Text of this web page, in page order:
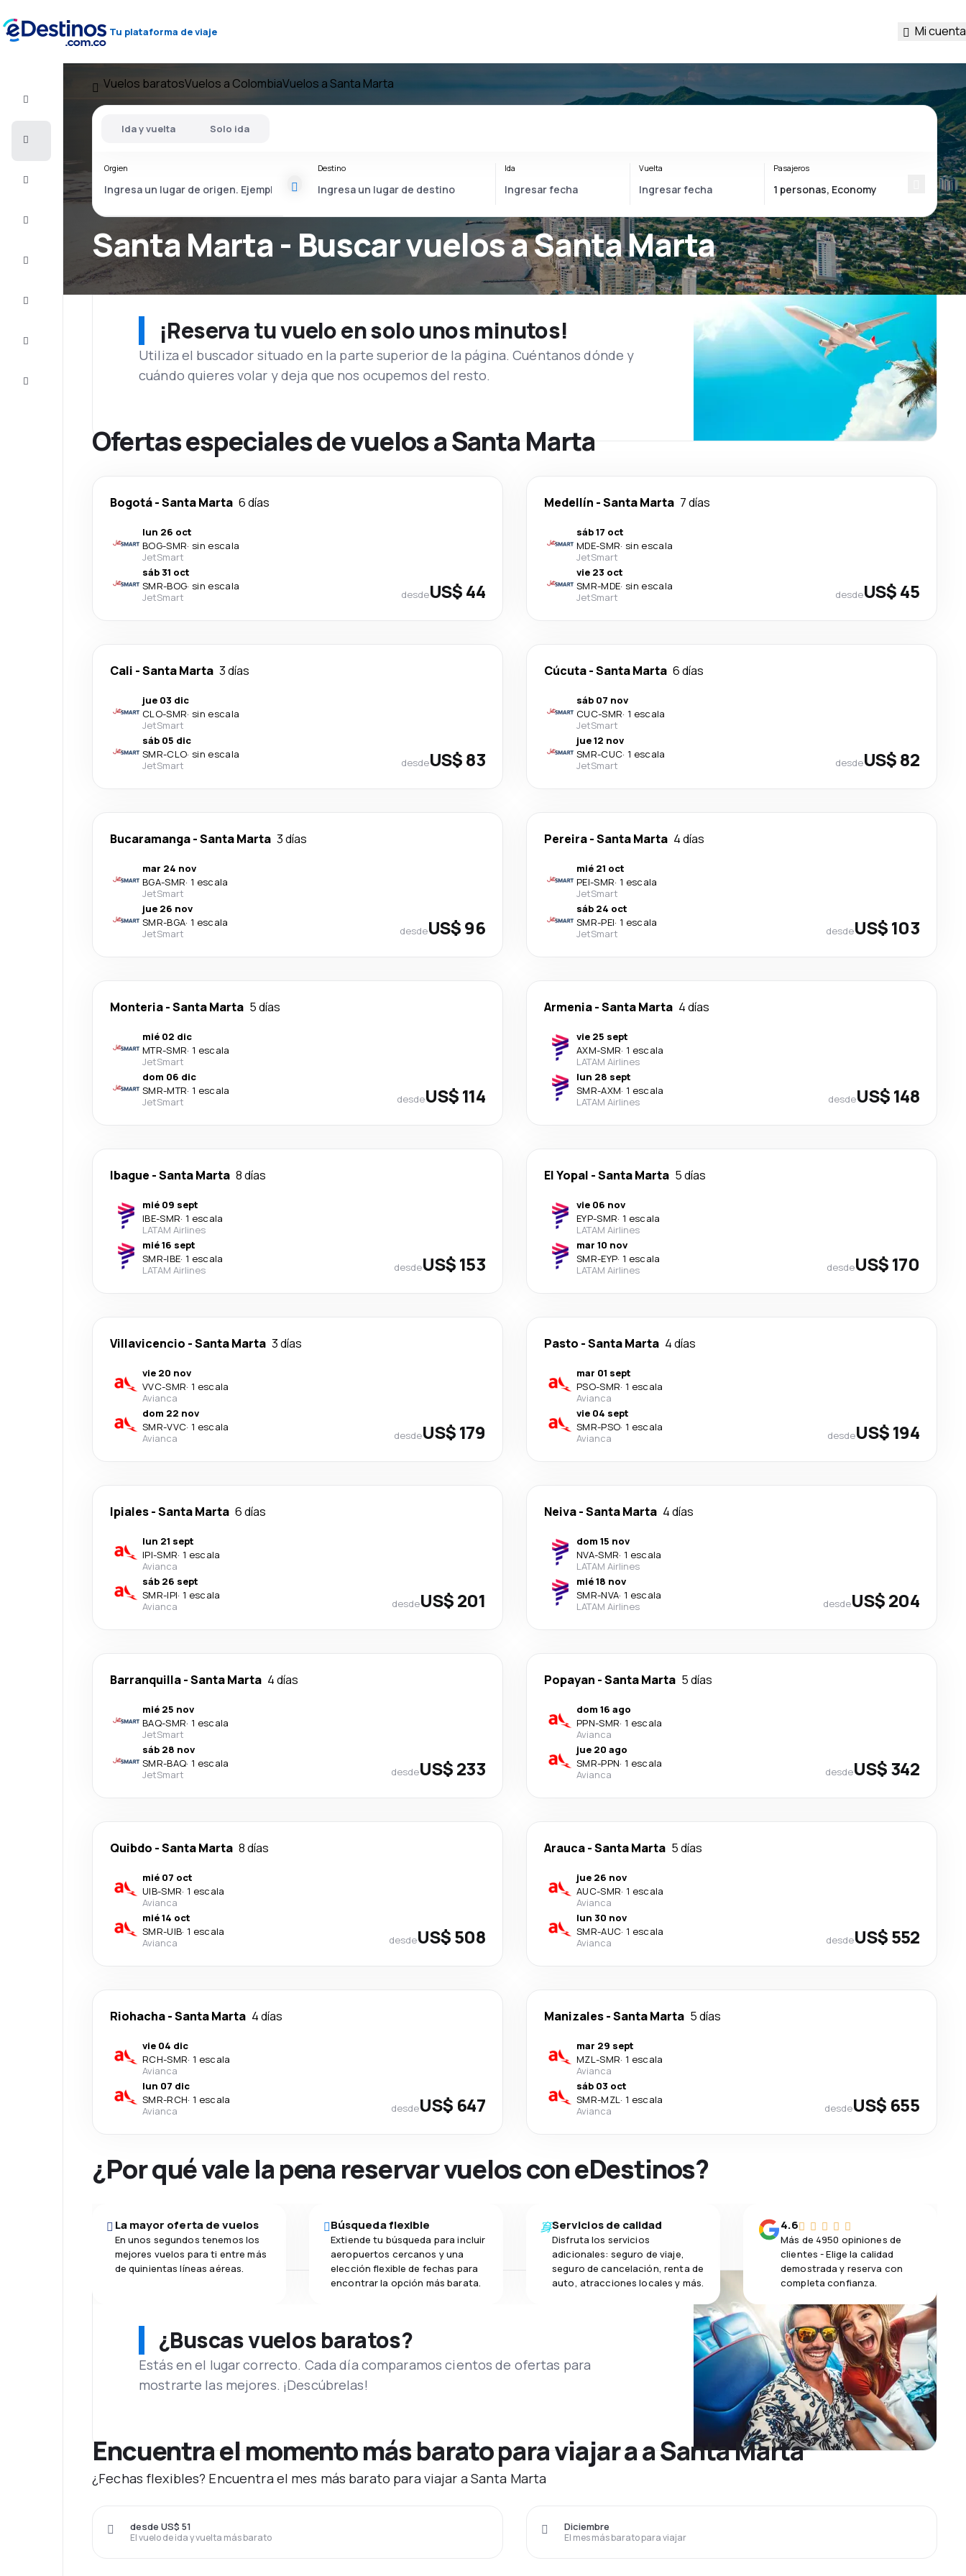
Tu plataforma de viaje Mi cuenta
Completa
Vuelos baratosVuelos a ColombiaVuelos a Santa Marta
Santa Marta - Buscar vuelos a Santa Marta
Ida y vuelta Solo ida
Orgien Destino Ida Vuelta Pasajeros
¡Reserva tu vuelo en solo unos minutos!
Utiliza el buscador situado en la parte superior de la página. Cuéntanos dónde y
cuándo quieres volar y deja que nos ocupemos del resto.
Ofertas especiales de vuelos a Santa Marta
Bogotá-Santa Marta 6 días
lun 26 oct
BOG-SMR· sin escala
JetSmart
sáb 31 oct
SMR-BOG· sin escala
JetSmart
desdeUS$ 44
Medellín -Santa Marta 7 días
sáb 17 oct
MDE-SMR· sin escala
JetSmart
vie 23 oct
SMR-MDE· sin escala
JetSmart
desdeUS$ 45
Cali -Santa Marta 3 días
jue 03 dic
CLO-SMR· sin escala
JetSmart
sáb 05 dic
SMR-CLO· sin escala
JetSmart
desdeUS$ 83
Cúcuta-Santa Marta 6 días
sáb 07 nov
CUC-SMR· 1 escala
JetSmart
jue 12 nov
SMR-CUC· 1 escala
JetSmart
desdeUS$ 82
Bucaramanga-Santa Marta 3 días
mar 24 nov
BGA-SMR· 1 escala
JetSmart
jue 26 nov
SMR-BGA· 1 escala
JetSmart
desdeUS$ 96
Pereira-Santa Marta 4 días
mié 21 oct
PEI-SMR· 1 escala
JetSmart
sáb 24 oct
SMR-PEI· 1 escala
JetSmart
desdeUS$ 103
Monteria-Santa Marta 5 días
mié 02 dic
MTR-SMR· 1 escala
JetSmart
dom 06 dic
SMR-MTR· 1 escala
JetSmart
desdeUS$ 114
Armenia-Santa Marta 4 días
vie 25 sept
AXM-SMR· 1 escala
LATAM Airlines
lun 28 sept
SMR-AXM· 1 escala
LATAM Airlines
desdeUS$ 148
Ibague -Santa Marta 8 días
mié 09 sept
IBE-SMR· 1 escala
LATAM Airlines
mié 16 sept
SMR-IBE· 1 escala
LATAM Airlines
desdeUS$ 153
El Yopal -Santa Marta 5 días
vie 06 nov
EYP-SMR· 1 escala
LATAM Airlines
mar 10 nov
SMR-EYP· 1 escala
LATAM Airlines
desdeUS$ 170
Villavicencio -Santa Marta 3 días
vie 20 nov
VVC-SMR· 1 escala
Avianca
dom 22 nov
SMR-VVC· 1 escala
Avianca
desdeUS$ 179
Pasto -Santa Marta 4 días
mar 01 sept
PSO-SMR· 1 escala
Avianca
vie 04 sept
SMR-PSO· 1 escala
Avianca
desdeUS$ 194
Ipiales-Santa Marta 6 días
lun 21 sept
IPI-SMR· 1 escala
Avianca
sáb 26 sept
SMR-IPI· 1 escala
Avianca
desdeUS$ 201
Neiva-Santa Marta 4 días
dom 15 nov
NVA-SMR· 1 escala
LATAM Airlines
mié 18 nov
SMR-NVA· 1 escala
LATAM Airlines
desdeUS$ 204
Barranquilla-Santa Marta 4 días
mié 25 nov
BAQ-SMR· 1 escala
JetSmart
sáb 28 nov
SMR-BAQ· 1 escala
JetSmart
desdeUS$ 233
Popayan -Santa Marta 5 días
dom 16 ago
PPN-SMR· 1 escala
Avianca
jue 20 ago
SMR-PPN· 1 escala
Avianca
desdeUS$ 342
Quibdo -Santa Marta 8 días
mié 07 oct
UIB-SMR· 1 escala
Avianca
mié 14 oct
SMR-UIB· 1 escala
Avianca
desdeUS$ 508
Arauca-Santa Marta 5 días
jue 26 nov
AUC-SMR· 1 escala
Avianca
lun 30 nov
SMR-AUC· 1 escala
Avianca
desdeUS$ 552
Riohacha-Santa Marta 4 días
vie 04 dic
RCH-SMR· 1 escala
Avianca
lun 07 dic
SMR-RCH· 1 escala
Avianca
desdeUS$ 647
Manizales-Santa Marta 5 días
mar 29 sept
MZL-SMR· 1 escala
Avianca
sáb 03 oct
SMR-MZL· 1 escala
Avianca
desdeUS$ 655
¿Por qué vale la pena reservar vuelos con eDestinos?
La mayor oferta de vuelos
En unos segundos tenemos los
mejores vuelos para ti entre más
de quinientas líneas aéreas.
Búsqueda flexible
Extiende tu búsqueda para incluir
aeropuertos cercanos y una
elección flexible de fechas para
encontrar la opción más barata.
Servicios de calidad
Disfruta los servicios
adicionales: seguro de viaje,
seguro de cancelación, renta de
auto, atracciones locales y más.
4.6
Más de 4950 opiniones de
clientes - Elige la calidad
demostrada y reserva con
completa confianza.
¿Buscas vuelos baratos?
Estás en el lugar correcto. Cada día comparamos cientos de ofertas para
mostrarte las mejores. ¡Descúbrelas!
Encuentra el momento más barato para viajar a a Santa Marta
¿Fechas flexibles? Encuentra el mes más barato para viajar a Santa Marta
El vuelo de ida y vuelta más barato
desde US$ 51
El mes más barato para viajar
Diciembre